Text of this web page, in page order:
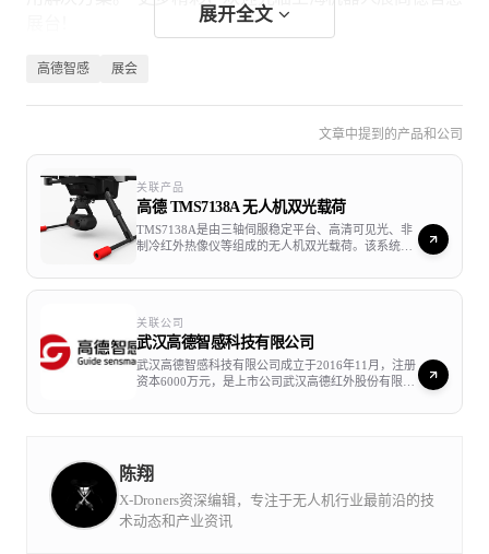
展开全文
高德智感 展会
文章中提到的产品和公司
关联产品
高德 TMS7138A 无人机双光载荷
TMS7138A是由三轴伺服稳定平台、高清可见光、非
制冷红外热像仪等组成的无人机双光载荷。该系统集
于提升无人机续航能力。能全天候24小时监控空中及
地面情况，实现对微小目标的搜索和探测，并具备红
关联公司
武汉高德智感科技有限公司
武汉高德智感科技有限公司成立于2016年11月，注册
资本6000万元，是上市公司武汉高德红外股份有限公
域的研发、生产和销售业务。高德智感借助母公司高
热成像产品和解决方案。如今，高德智感的产品已广
泛应用于电力、工业检测、安防监控、消防救援、警
用执法、工业自动化、环保、智能家居以及消费电子
领域。
陈翔
X-Droners资深编辑，专注于无人机行业最前沿的技
术动态和产业资讯